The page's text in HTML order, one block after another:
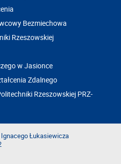
Bezmiechowa
Rzeszowskiej
w Jasionce
Zdalnego
Rzeszowskiej PRZ-
Łukasiewicza